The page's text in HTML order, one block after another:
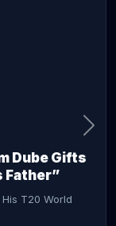
Dube Gifts
Father”
T20 World